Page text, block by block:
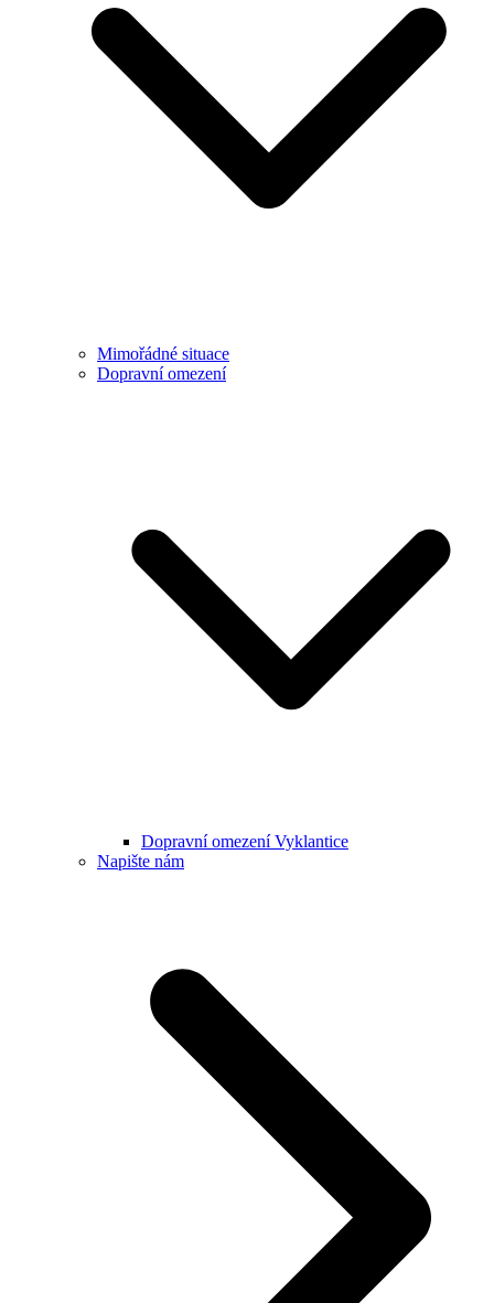
Mimořádné situace
Dopravní omezení
Dopravní omezení Vyklantice
Napište nám